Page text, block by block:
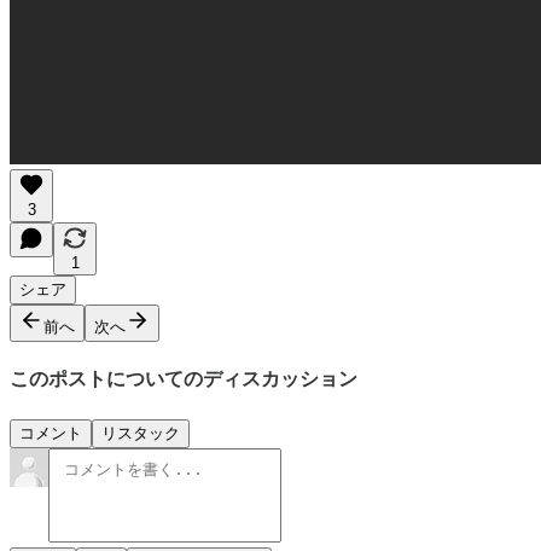
3
1
シェア
前へ 次へ
このポストについてのディスカッション
コメント リスタック